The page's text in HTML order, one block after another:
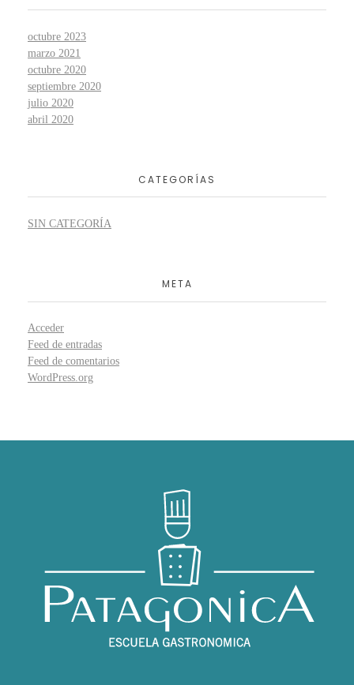
octubre 2023
marzo 2021
octubre 2020
septiembre 2020
julio 2020
abril 2020
CATEGORÍAS
SIN CATEGORÍA
META
Acceder
Feed de entradas
Feed de comentarios
WordPress.org